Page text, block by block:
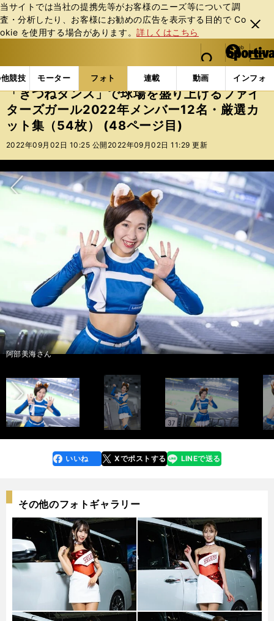
当サイトでは当社の提携先等がお客様のニーズ等について調
査・分析したり、お客様にお勧めの広告を表⽰する⽬的で Co
okie を使⽤する場合があります。詳しくはこちら
閉じ
る
web Sportiva (webスポルティーバ)
検索
マイペ
ー
ジ
メニュ
競技 モーター フォト 連載 動画 インフォ
b
ス
ポ
ル
テ
ー
バ
フォトギャラリー 「きつねダンス」で球場を盛り上
「きつねダンス」で球場を盛り上げるファイ
ターズガール2022年メンバー12名・厳選カ
ット集（54枚） (48ページ目)
2022年09月02日 10:25 公開 2022年09月02日 11:29 更新
滝谷美夢さん
photo by Tatematsu Naozumi
インタビュー記事はこちら＞＞
西崎光さん
安達小春さん
中空百香さん
工藤彩音さん
澤田せりさん
田中杏奈さん
インタビュー記事はこちら＞＞
桑原優香さん
日戸琴音さん
吉田桃子さん
清水麻矢さん
阿部美海さん
インタビュー記事はこちら＞＞
photo by Tatematsu Naozumi
前へ
faceboo
k
いいね Xでポストする
line LINEで送る
その他のフォトギャラリー